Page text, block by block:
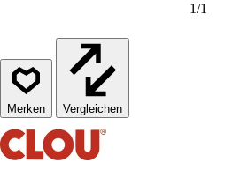
1/1
Vergleichen